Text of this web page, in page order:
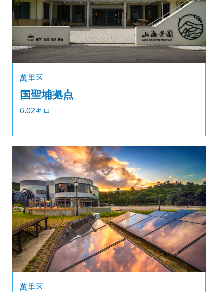
萬里区
国聖埔拠点
6.02キロ
萬里区